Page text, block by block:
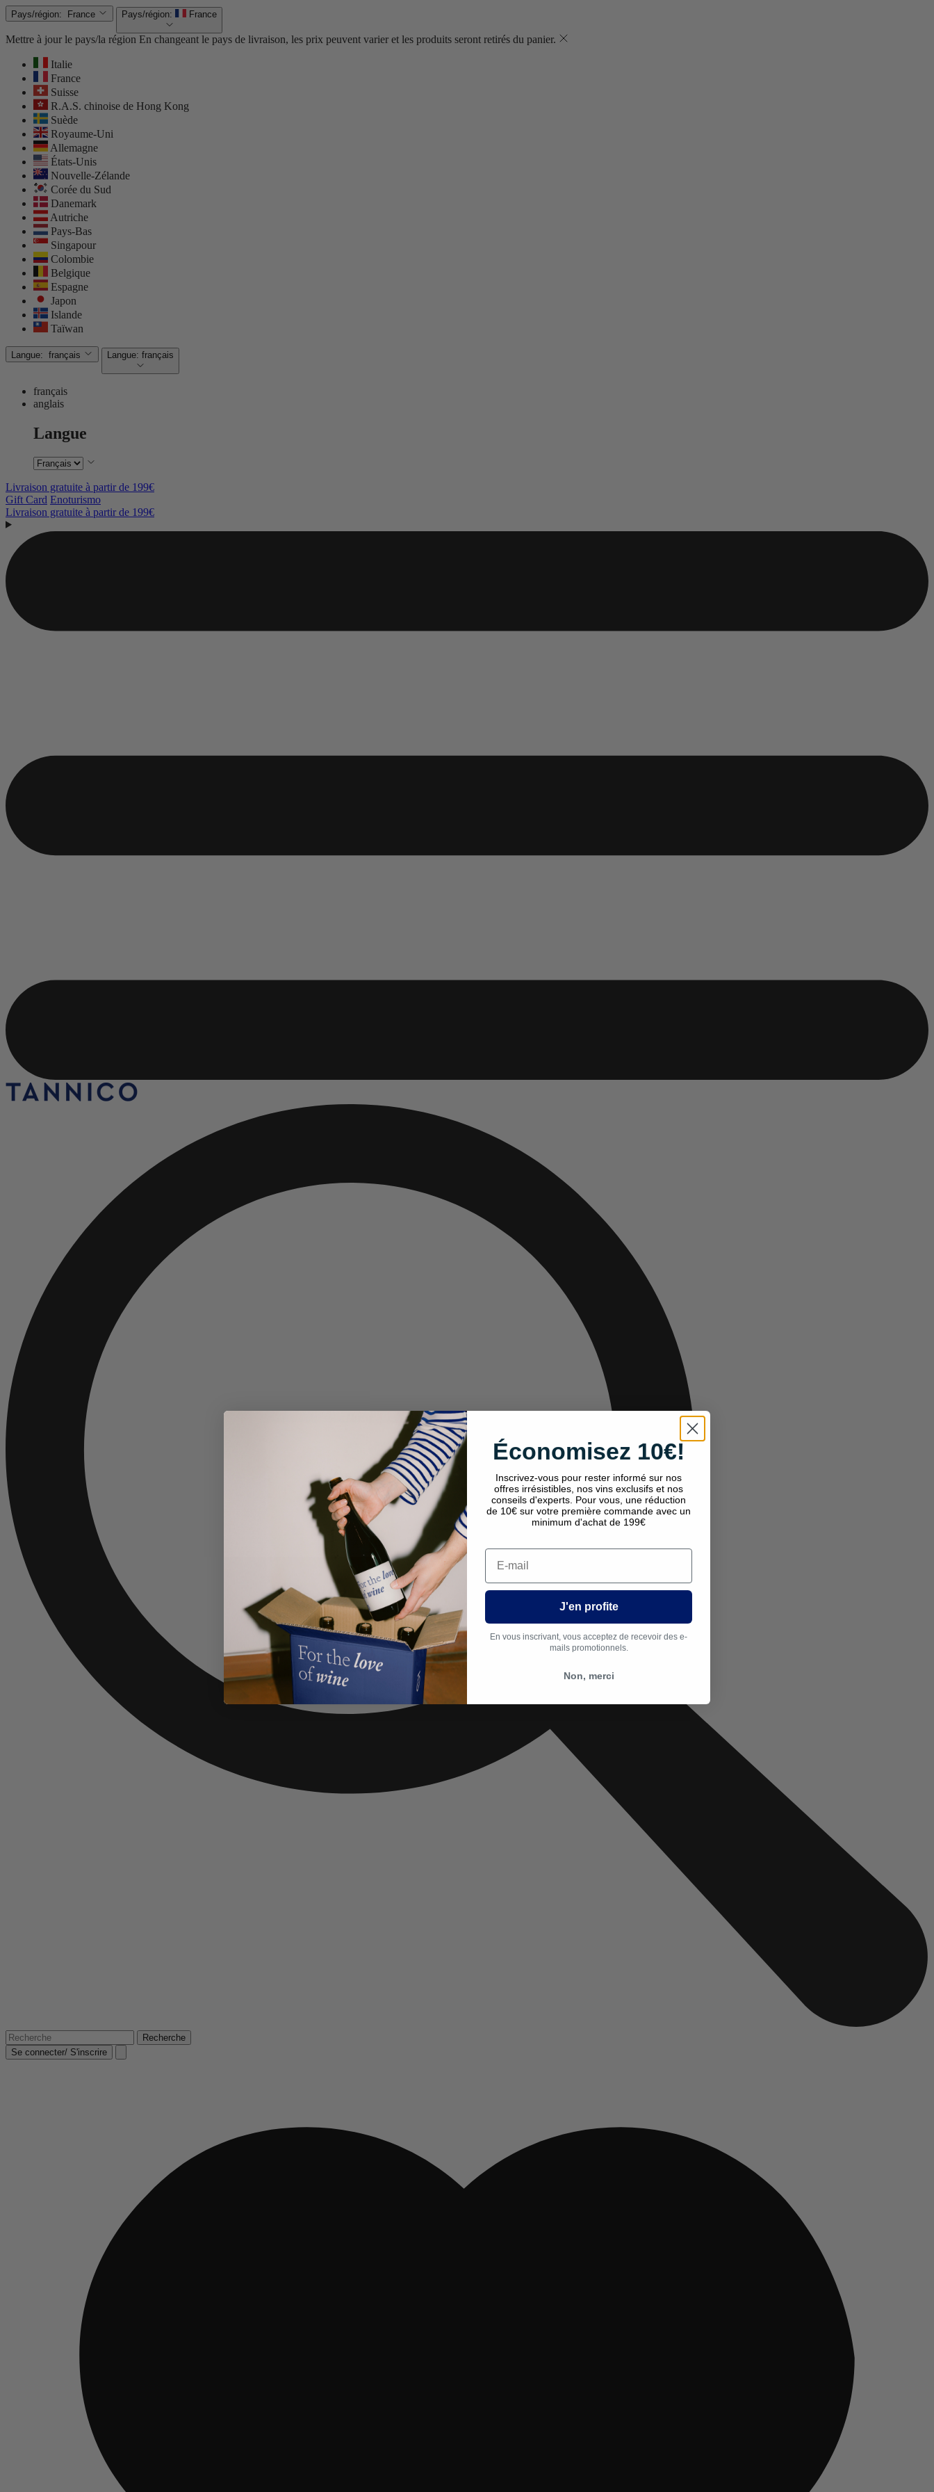
Pays/région: France Pays/région: France
Mettre à jour le pays/la région En changeant le pays de livraison, les prix peuvent varier et les produits seront retirés du panier.
Italie
France
Suisse
R.A.S. chinoise de Hong Kong
Suède
Royaume-Uni
Allemagne
États-Unis
Nouvelle-Zélande
Corée du Sud
Danemark
Autriche
Pays-Bas
Singapour
Colombie
Belgique
Espagne
Japon
Islande
Taïwan
Langue: français Langue: français
français
anglais
Langue
Livraison gratuite à partir de 199€
Gift Card Enoturismo
Livraison gratuite à partir de 199€
Se connecter/ S'inscrire
Économisez 10€!
Inscrivez-vous pour rester informé sur nos
offres irrésistibles, nos vins exclusifs et nos
conseils d'experts. Pour vous, une réduction
de 10€ sur votre première commande avec un
minimum d'achat de 199€
Email
J'en profite
En vous inscrivant, vous acceptez de recevoir des e-
mails promotionnels.
Non, merci